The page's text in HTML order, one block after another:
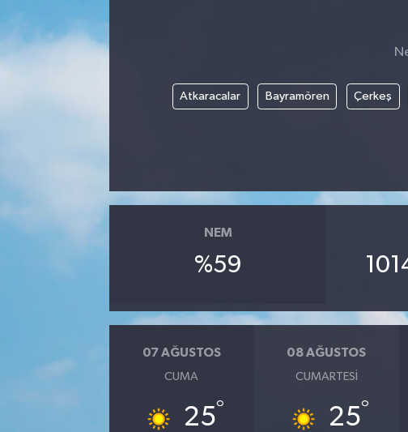
Atkaracalar Bayramören Çerkeş
NEM
%59
07 AĞUSTOS
CUMA
25°
08 AĞUSTOS
CUMARTESI
25°